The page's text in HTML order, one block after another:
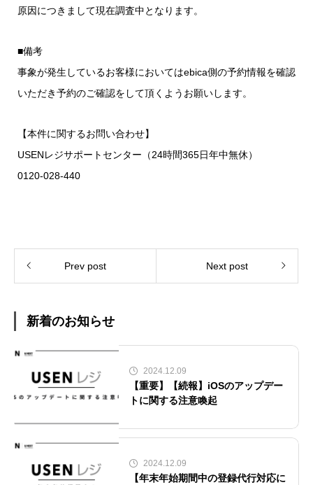
原因につきまして現在調査中となります。
■備考
事象が発生しているお客様においてはebica側の予約情報を確認
いただき予約のご確認をして頂くようお願いします。
【本件に関するお問い合わせ】
USENレジサポートセンター（24時間365日年中無休）
0120-028-440
Prev post Next post
新着のお知らせ
2024.12.09
【重要】【続報】iOSのアップデー
トに関する注意喚起
2024.12.09
【年末年始期間中の登録代行対応に